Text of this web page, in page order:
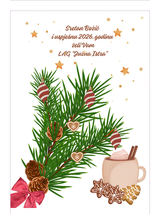
natječaja: 001-11-25-01).